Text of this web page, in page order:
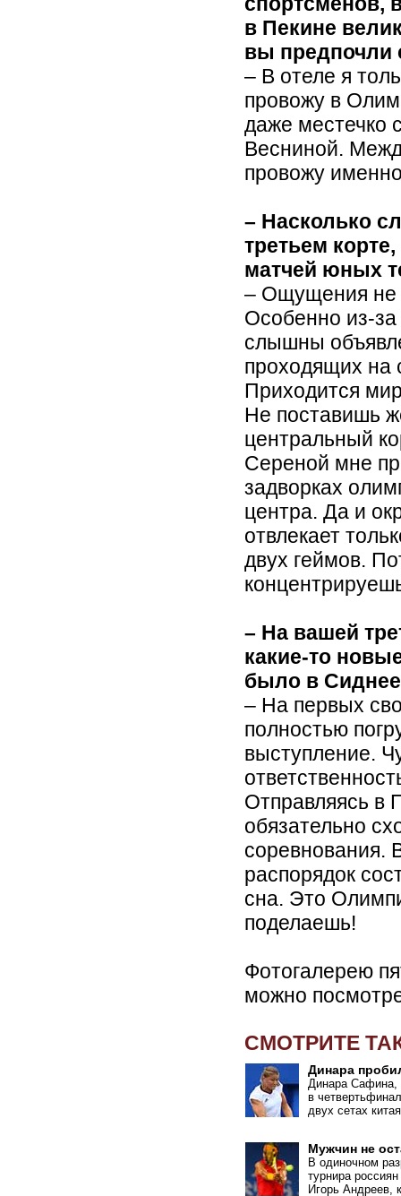
в Пекине
вы предпочли
– В отеле я
провожу в
даже местечко
Весниной.
провожу
– Насколько
третьем
матчей юных
– Ощущения не
Особенно из-за
слышны
проходящих на
Приходится
Не поставишь
центральный
Сереной мне
задворках
центра. Да и
отвлекает
двух геймов.
– На вашей
какие-то
было в
– На первых
полностью
выступление.
Отправляясь в
обязательно
соревнования.
распорядок
сна. Это
поделаешь!
Фотогалерею
можно
СМОТРИТЕ
Динара
Динара Сафина,
в
двух сетах
Мужчин не
В одиночном
турнира
Игорь Андреев,